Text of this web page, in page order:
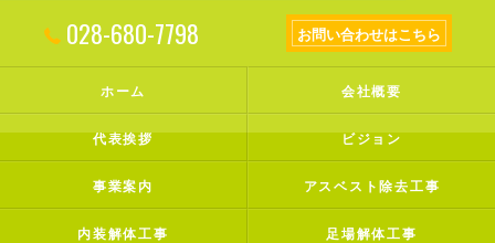
028-680-7798 お問い合わせはこちら
ホーム 会社概要
代表挨拶 ビジョン
事業案内 アスベスト除去工事
内装解体工事 足場解体工事